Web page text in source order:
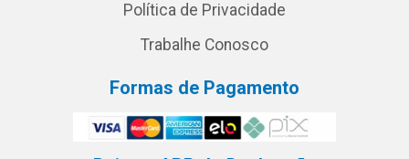
Política de Privacidade
Trabalhe Conosco
Formas de Pagamento